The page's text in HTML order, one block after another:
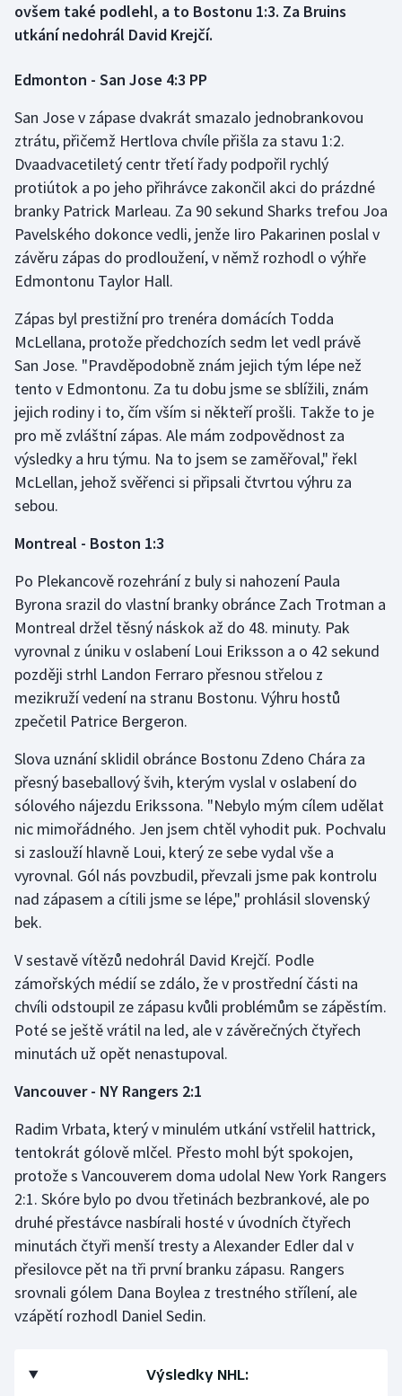
Curling
Futsal
Golf
Gymnastika
Házená
Jezdectví
Judo
Krasobruslení
Lezení
Lyže a snowboard
Motorsport
Olympijské hry
Parasport
Plavání
Plážový volejbal
Ragby
Rychlobruslení
Rychlostní kanoistika
Short track
Sportovní střelba
Stolní tenis
Triatlon
Veslování
Vodní slalom
Volejbal
Ostatní
ovšem také podlehl, a to Bostonu 1:3. Za Bruins
utkání nedohrál David Krejčí.
Edmonton - San Jose 4:3 PP
San Jose v zápase dvakrát smazalo jednobrankovou
ztrátu, přičemž Hertlova chvíle přišla za stavu 1:2.
Dvaadvacetiletý centr třetí řady podpořil rychlý
protiútok a po jeho přihrávce zakončil akci do prázdné
branky Patrick Marleau. Za 90 sekund Sharks trefou Joa
Pavelského dokonce vedli, jenže Iiro Pakarinen poslal v
závěru zápas do prodloužení, v němž rozhodl o výhře
Edmontonu Taylor Hall.
Zápas byl prestižní pro trenéra domácích Todda
McLellana, protože předchozích sedm let vedl právě
San Jose. "Pravděpodobně znám jejich tým lépe než
tento v Edmontonu. Za tu dobu jsme se sblížili, znám
jejich rodiny i to, čím vším si někteří prošli. Takže to je
pro mě zvláštní zápas. Ale mám zodpovědnost za
výsledky a hru týmu. Na to jsem se zaměřoval," řekl
McLellan, jehož svěřenci si připsali čtvrtou výhru za
sebou.
Montreal - Boston 1:3
Po Plekancově rozehrání z buly si nahození Paula
Byrona srazil do vlastní branky obránce Zach Trotman a
Montreal držel těsný náskok až do 48. minuty. Pak
vyrovnal z úniku v oslabení Loui Eriksson a o 42 sekund
později strhl Landon Ferraro přesnou střelou z
mezikruží vedení na stranu Bostonu. Výhru hostů
zpečetil Patrice Bergeron.
Slova uznání sklidil obránce Bostonu Zdeno Chára za
přesný baseballový švih, kterým vyslal v oslabení do
sólového nájezdu Erikssona. "Nebylo mým cílem udělat
nic mimořádného. Jen jsem chtěl vyhodit puk. Pochvalu
si zaslouží hlavně Loui, který ze sebe vydal vše a
vyrovnal. Gól nás povzbudil, převzali jsme pak kontrolu
nad zápasem a cítili jsme se lépe," prohlásil slovenský
bek.
V sestavě vítězů nedohrál David Krejčí. Podle
zámořských médií se zdálo, že v prostřední části na
chvíli odstoupil ze zápasu kvůli problémům se zápěstím.
Poté se ještě vrátil na led, ale v závěrečných čtyřech
minutách už opět nenastupoval.
Vancouver - NY Rangers 2:1
Radim Vrbata, který v minulém utkání vstřelil hattrick,
tentokrát gólově mlčel. Přesto mohl být spokojen,
protože s Vancouverem doma udolal New York Rangers
2:1. Skóre bylo po dvou třetinách bezbrankové, ale po
druhé přestávce nasbírali hosté v úvodních čtyřech
minutách čtyři menší tresty a Alexander Edler dal v
přesilovce pět na tři první branku zápasu. Rangers
srovnali gólem Dana Boylea z trestného střílení, ale
vzápětí rozhodl Daniel Sedin.
Výsledky NHL: